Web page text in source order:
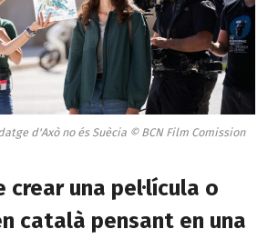
d'Axò no és Suècia © BCN Film Comission
crear una pel·lícula o
català pensant en una